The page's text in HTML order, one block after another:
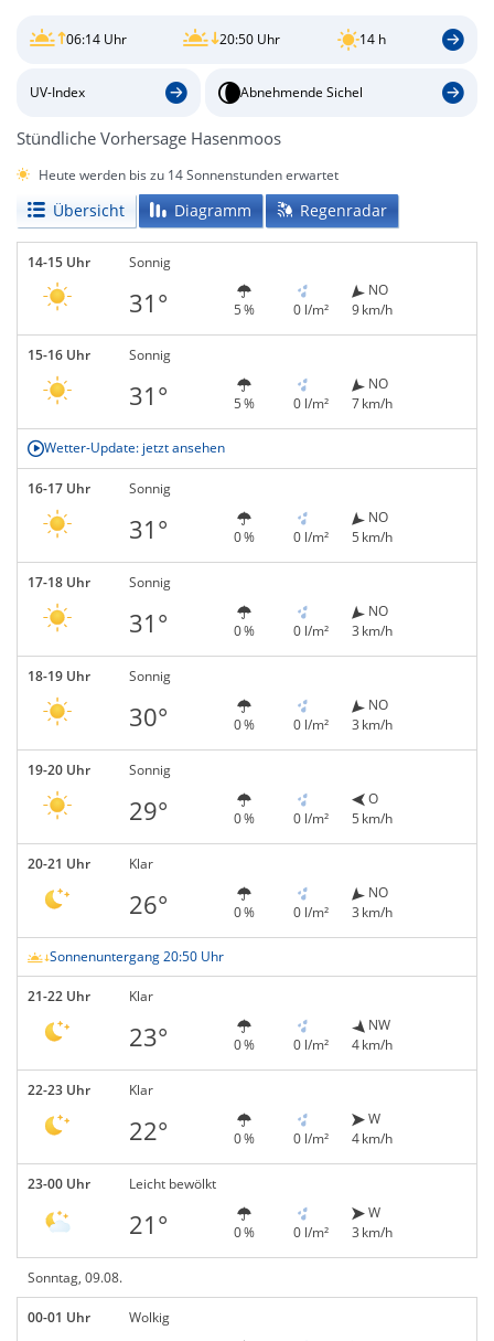
06:14 Uhr 20:50 Uhr 14 h
UV-Index Abnehmende Sichel
Stündliche Vorhersage Hasenmoos
Heute werden bis zu 14 Sonnenstunden erwartet
Übersicht Diagramm Regenradar
14-15 Uhr Sonnig
31° 5 % 0 l/m²
NO
9 km/h
15-16 Uhr Sonnig
31° 5 % 0 l/m²
NO
7 km/h
Wetter-Update: jetzt ansehen
16-17 Uhr Sonnig
31° 0 % 0 l/m²
NO
5 km/h
17-18 Uhr Sonnig
31° 0 % 0 l/m²
NO
3 km/h
18-19 Uhr Sonnig
30° 0 % 0 l/m²
NO
3 km/h
19-20 Uhr Sonnig
29° 0 % 0 l/m²
O
5 km/h
20-21 Uhr Klar
26° 0 % 0 l/m²
NO
3 km/h
Sonnenuntergang 20:50 Uhr
21-22 Uhr Klar
23° 0 % 0 l/m²
NW
4 km/h
22-23 Uhr Klar
22° 0 % 0 l/m²
W
4 km/h
23-00 Uhr Leicht bewölkt
21° 0 % 0 l/m²
W
3 km/h
Sonntag, 09.08.
00-01 Uhr
Wolkig